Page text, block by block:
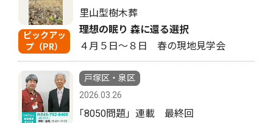
ピックアッ
プ（PR）
里山型樹木葬
理想の眠り 森に還る選択
４月５日〜８日 春の現地見学会
戸塚区・泉区
2026.03.26
｢8050問題」連載 最終回